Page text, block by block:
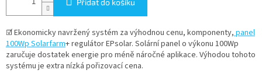
Přidat do košíku
☑Ekonomicky navržený systém za výhodnou cenu, komponenty, panel
100Wp Solarfarm+ regulátor EPsolar. Solární panel o výkonu 100Wp
zaručuje dostatek energie pro méně náročné aplikace. Výhodou tohoto
systému je extra nízká pořizovací cena.